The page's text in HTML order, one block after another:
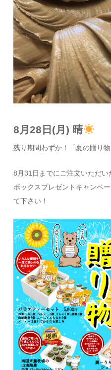
8月28日(月) 晴
残り期間わずか！「夏の贈り
8月31日までにご注文いただ
ボックスプレゼントキャンペ
て下さい！